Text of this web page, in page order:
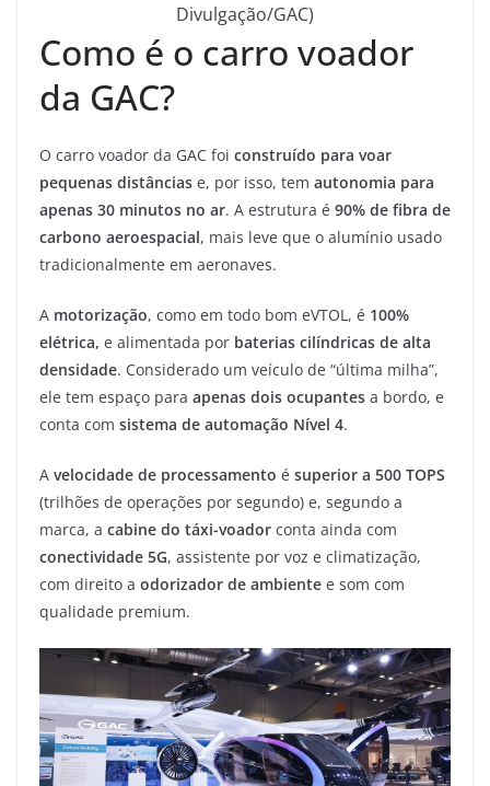
Divulgação/GAC)
Como é o carro voador
da GAC?
O carro voador da GAC foi construído para voar
pequenas distâncias e, por isso, tem autonomia para
apenas 30 minutos no ar. A estrutura é 90% de fibra de
carbono aeroespacial, mais leve que o alumínio usado
tradicionalmente em aeronaves.
A motorização, como em todo bom eVTOL, é 100%
elétrica, e alimentada por baterias cilíndricas de alta
densidade. Considerado um veículo de “última milha”,
ele tem espaço para apenas dois ocupantes a bordo, e
conta com sistema de automação Nível 4.
A velocidade de processamento é superior a 500 TOPS
(trilhões de operações por segundo) e, segundo a
marca, a cabine do táxi-voador conta ainda com
conectividade 5G, assistente por voz e climatização,
com direito a odorizador de ambiente e som com
qualidade premium.